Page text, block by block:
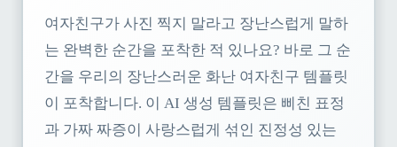
여자친구가 사진 찍지 말라고 장난스럽게 말하
는 완벽한 순간을 포착한 적 있나요? 바로 그 순
간을 우리의 장난스러운 화난 여자친구 템플릿
이 포착합니다. 이 AI 생성 템플릿은 삐친 표정
과 가짜 짜증이 사랑스럽게 섞인 진정성 있는